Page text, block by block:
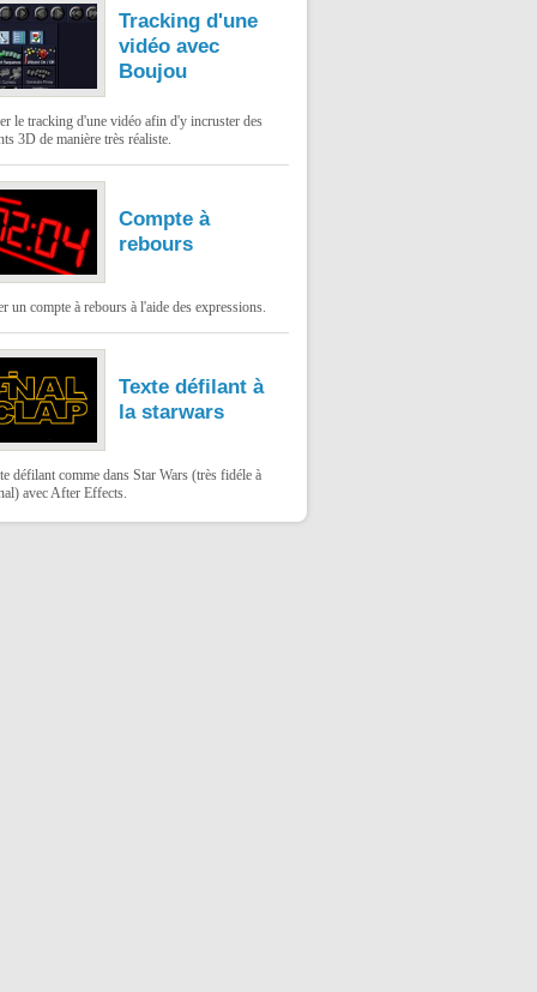
Tracking d'une
vidéo avec
Boujou
le tracking d'une vidéo afin d'y incruster des
3D de manière très réaliste.
Compte à
rebours
un compte à rebours à l'aide des expressions.
Texte défilant à
la starwars
défilant comme dans Star Wars (très fidéle à
avec After Effects.